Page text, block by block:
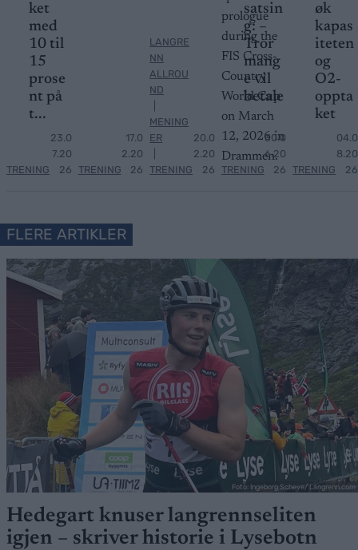
ket
med
10 til
15
prose
nt på
t...
TRENING
23.0
7.20
26 TRENING
17.0
2.20
26
LANGRE
NN
ALLROU
ND
MENING
ER
TRENING
20.0
2.20
26
satsin
g: –
Tror
mang
e vil
betale
TRENING
30.0
6.20
26
øk
kapas
iteten
og
O2-
oppta
ket
TRENING
04.0
8.20
26
FLERE ARTIKLER
Foto: Ingeborg Scheve/ Langrenn.com
Hedegart knuser langrennseliten
igjen – skriver historie i Lysebotn